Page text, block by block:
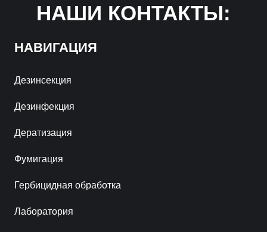
НАШИ КОНТАКТЫ:
НАВИГАЦИЯ
Дезинсекция
Дезинфекция
Дератизация
Фумигация
Гербицидная обработка
Лаборатория